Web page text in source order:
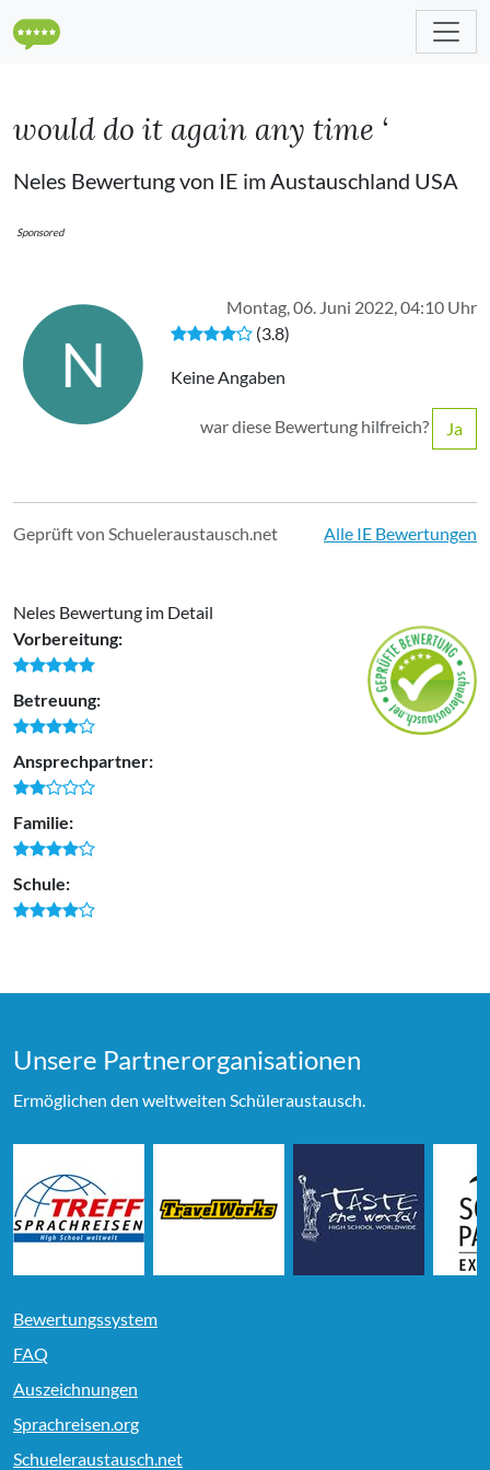
would do it again any time ‘
Neles Bewertung von IE im Austauschland USA
Sponsored
N
Montag, 06. Juni 2022, 04:10 Uhr
(3.8)
Keine Angaben
war diese Bewertung hilfreich? Ja
Geprüft von Schueleraustausch.net Alle IE Bewertungen
Neles Bewertung im Detail
Vorbereitung:
Betreuung:
Ansprechpartner:
Familie:
Schule:
Unsere Partner­organi­sationen
Ermöglichen den weltweiten Schüleraustausch.
Bewertungssystem
FAQ
Auszeichnungen
Sprachreisen.org
Schueleraustausch.net